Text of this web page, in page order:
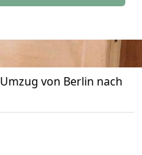
Umzug von Berlin nach